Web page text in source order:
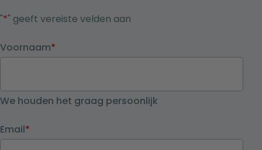
"*" geeft vereiste velden aan
Voornaam*
We houden het graag persoonlijk
Email*